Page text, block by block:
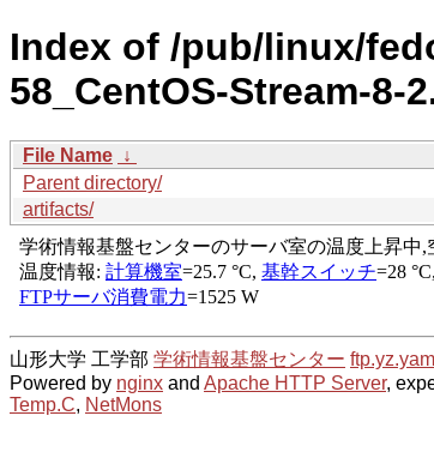
Index of /pub/linux/
58_CentOS-Stream-8-
File Name ↓
Parent directory/
artifacts/
山形大学 工学部 学術情報基盤センター
Powered by nginx and Apache HTTP Server,
Temp.C, NetMons